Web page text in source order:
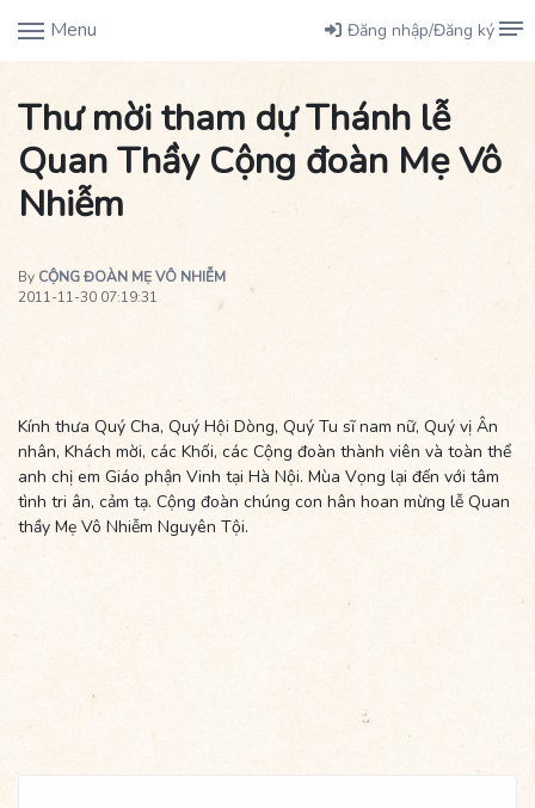
Menu Đăng nhập/Đăng ký
Thư mời tham dự Thánh lễ
Quan Thầy Cộng đoàn Mẹ Vô
Nhiễm
By CỘNG ĐOÀN MẸ VÔ NHIỄM
2011-11-30 07:19:31
Kính thưa Quý Cha, Quý Hội Dòng, Quý Tu sĩ nam nữ, Quý vị Ân
nhân, Khách mời, các Khối, các Cộng đoàn thành viên và toàn thể
anh chị em Giáo phận Vinh tại Hà Nội. Mùa Vọng lại đến với tâm
tình tri ân, cảm tạ. Cộng đoàn chúng con hân hoan mừng lễ Quan
thầy Mẹ Vô Nhiễm Nguyên Tội.